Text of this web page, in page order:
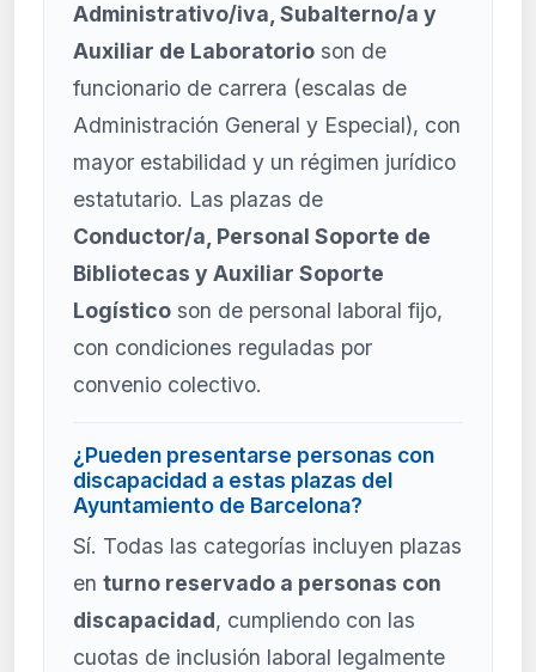
Administrativo/iva, Subalterno/a y
Auxiliar de Laboratorio son de
funcionario de carrera (escalas de
Administración General y Especial), con
mayor estabilidad y un régimen jurídico
estatutario. Las plazas de
Conductor/a, Personal Soporte de
Bibliotecas y Auxiliar Soporte
Logístico son de personal laboral fijo,
con condiciones reguladas por
convenio colectivo.
¿Pueden presentarse personas con
discapacidad a estas plazas del
Ayuntamiento de Barcelona?
Sí. Todas las categorías incluyen plazas
en turno reservado a personas con
discapacidad, cumpliendo con las
cuotas de inclusión laboral legalmente